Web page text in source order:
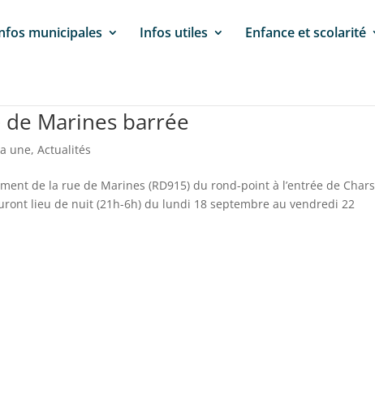
municipales Infos utiles Enfance et scolarité
Marines barrée
une,Actualités
de la rue de Marines (RD915) du rond-point à l’entrée de Chars
lieu de nuit (21h-6h) du lundi 18 septembre au vendredi 22